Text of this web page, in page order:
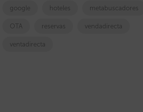
google hoteles metabuscadores
OTA reservas vendadirecta
ventadirecta